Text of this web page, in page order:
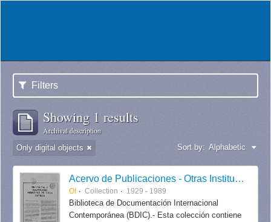
Filters
Showing 1 results
Archival description
Only digital objects Sort by: Alphabetic
Acervo de Publicaciones - Otras Instituciones
OI Collection 1929 - 1989
Biblioteca de Documentación Internacional
Contemporánea (BDIC).- Esta colección contiene